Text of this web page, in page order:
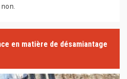
en matière de désamiantage